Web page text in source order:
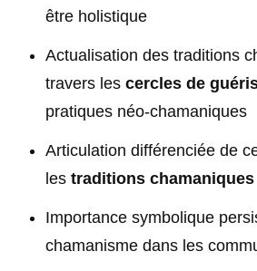
être holistique
Actualisation des traditions
travers les cercles de
pratiques néo-chamaniques
Articulation différenciée de
les traditions
Importance symbolique
chamanisme dans les